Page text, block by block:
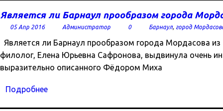
Является ли Барнаул прообразом города
05 Апр 2016 Администратор 0 Барнаул, город
Является ли Барнаул прообразом города Мордасова
филолог, Елена Юрьевна Сафронова, выдвинула очень
выразительно описанного Фёдором Миха
Подробнее